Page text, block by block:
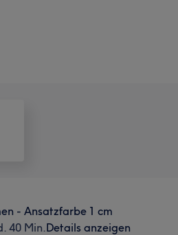
- Ansatzfarbe 1 cm
40 Min.Details anzeigen